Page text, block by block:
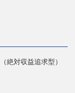
絶対収益追求型）